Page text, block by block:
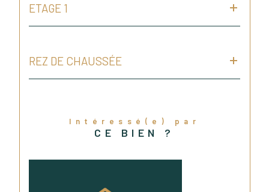
ETAGE 1
REZ DE CHAUSSÉE
Intéressé(e) par
CE BIEN ?